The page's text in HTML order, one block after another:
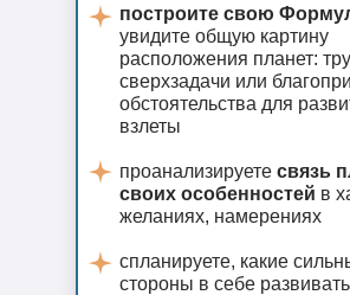
построите свою
увидите общую картину
расположения планет:
сверхзадачи или
обстоятельства для
взлеты
проанализируете связь
своих особенностей в
желаниях, намерениях
спланируете, какие
стороны в себе